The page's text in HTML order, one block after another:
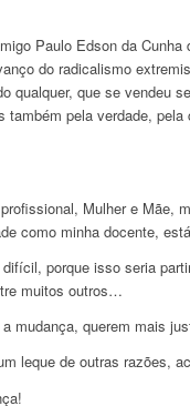
Paulo Edson da
do radicalismo
qualquer, que se vendeu
também pela verdade,
Mulher e Mãe,
como minha docente,
porque isso seria
muitos outros…
mudança, querem mais
leque de outras razões,